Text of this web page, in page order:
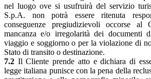
nel luogo ove si usufruirà del servizio
S.p.A. non potrà essere ritenuta
conseguenze pregiudizievoli occorse al
mancanza e/o irregolarità dei
viaggio e soggiorno o per la violazione di
Stato di transito o destinazione.
7.2 Il Cliente prende atto e dichiara di
legge italiana punisce con la pena della